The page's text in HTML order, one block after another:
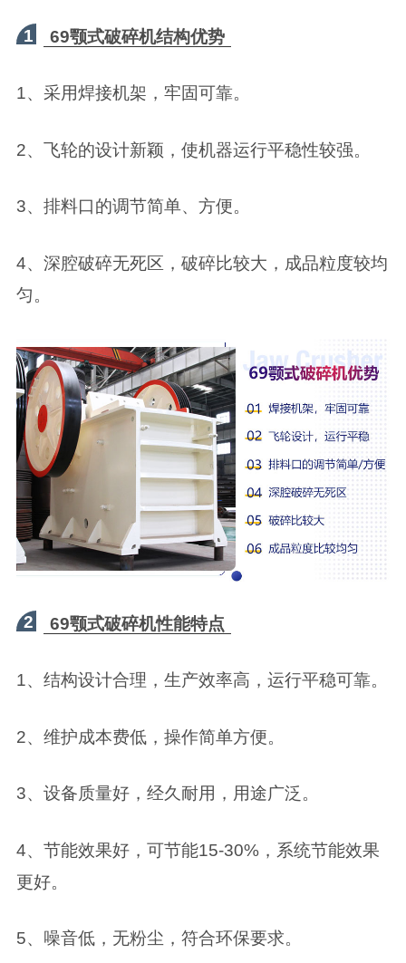
1 69颚式破碎机结构优势
1、采用焊接机架，牢固可靠。
2、飞轮的设计新颖，使机器运行平稳性较强。
3、排料口的调节简单、方便。
4、深腔破碎无死区，破碎比较大，成品粒度较均
匀。
2 69颚式破碎机性能特点
1、结构设计合理，生产效率高，运行平稳可靠。
2、维护成本费低，操作简单方便。
3、设备质量好，经久耐用，用途广泛。
4、节能效果好，可节能15-30%，系统节能效果
更好。
5、噪音低，无粉尘，符合环保要求。